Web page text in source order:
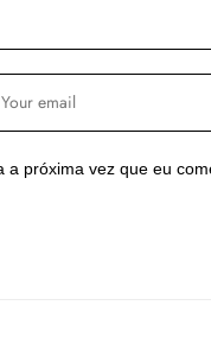
próxima vez que eu